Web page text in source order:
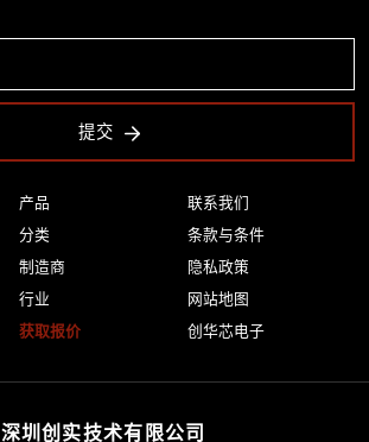
产品
分类
制造商
行业
获取报价
联系我们
条款与条件
隐私政策
网站地图
创华芯电子
提交
深圳创实技术有限公司